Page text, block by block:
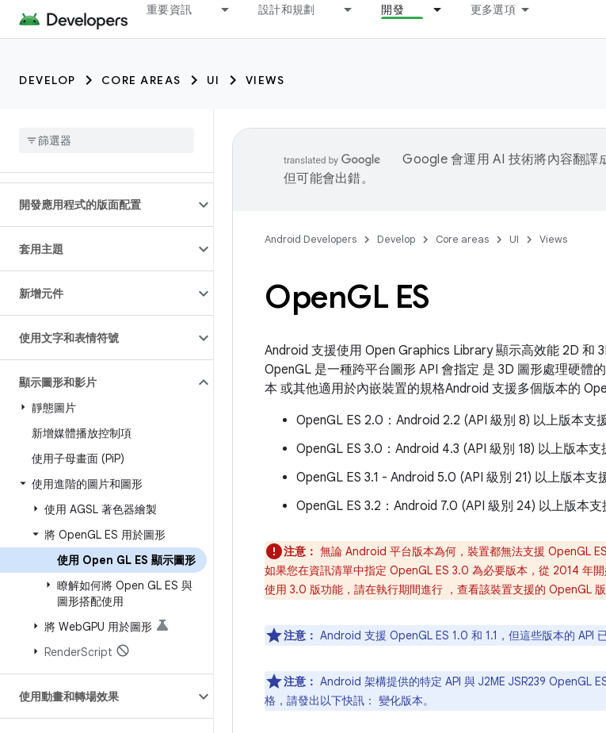
重要資訊 設計和規劃 開發 更多選項
DEVELOP CORE AREAS UI VIEWS
開發應用程式的版面配置
套用主題
新增元件
使用文字和表情符號
顯示圖形和影片
靜態圖片
新增媒體播放控制項
使用子母畫面 (PiP)
使用進階的圖片和圖形
使用 AGSL 著色器繪製
將 OpenGL ES 用於圖形
使用 Open GL ES 顯示圖形
瞭解如何將 Open GL ES 與
圖形搭配使用
將 WebGPU 用於圖形
RenderScript
使用動畫和轉場效果
Google 會運用 AI 技術將內容翻譯
但可能會出錯。
Android Developers Develop Core areas UI Views
OpenGL ES
Android 支援使用 Open Graphics Library 顯示高效能 2D 和
OpenGL 是一種跨平台圖形 API 會指定 是 3D 圖形處理硬體
本 或其他適用於內嵌裝置的規格Android 支援多個版本的
OpenGL ES 2.0：Android 2.2 (API 級別 8) 以上版本支
OpenGL ES 3.0：Android 4.3 (API 級別 18) 以上版本支
OpenGL ES 3.1 - Android 5.0 (API 級別 21) 以上版本支
OpenGL ES 3.2：Android 7.0 (API 級別 24) 以上版本支
注意： 無論 Android 平台版本為何，裝置都無法支援 OpenGL
如果您在資訊清單中指定 OpenGL ES 3.0 為必要版本，從 2014 年
使用 3.0 版功能，請在執行期間進行 ，查看該裝置支援的 OpenGL
注意： Android 支援 OpenGL ES 1.0 和 1.1，但這些版本的 API
注意： Android 架構提供的特定 API 與 J2ME JSR239 OpenGL
格，請發出以下快訊： 變化版本。